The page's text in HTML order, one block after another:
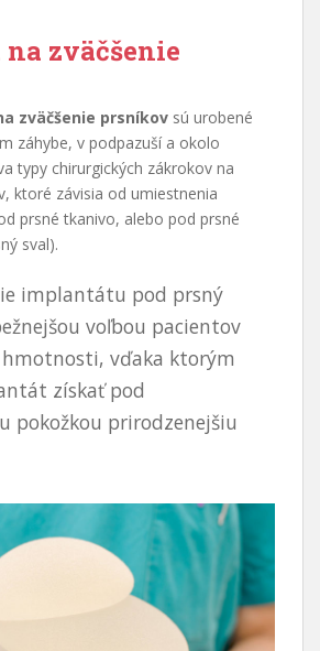
zväčšenie
zväčšenie prsníkov sú urobené
záhybe, v podpazuší a okolo
typy chirurgických zákrokov na
ktoré závisia od umiestnenia
prsné tkanivo, alebo pod prsné
sval).
implantátu pod prsný
voľbou pacientov
vďaka ktorým
získať pod
pokožkou prirodzenejšiu